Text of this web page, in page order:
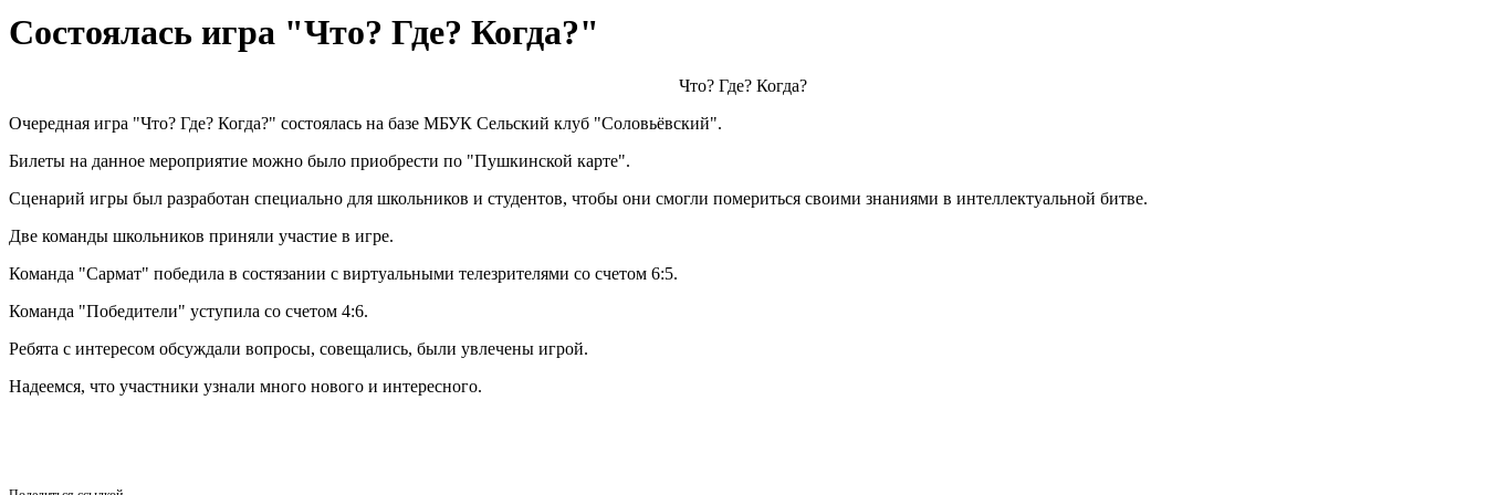
Состоялась игра "Что? Где? Когда?"
Что? Где? Когда?
Очередная игра "Что? Где? Когда?" состоялась на базе МБУК Сельский клуб "Соловьёвский".
Билеты на данное мероприятие можно было приобрести по "Пушкинской карте".
Сценарий игры был разработан специально для школьников и студентов, чтобы они смогли помериться своими знаниями в интеллектуальной битве.
Две команды школьников приняли участие в игре.
Команда "Сармат" победила в состязании с виртуальными телезрителями со счетом 6:5.
Команда "Победители" уступила со счетом 4:6.
Ребята с интересом обсуждали вопросы, совещались, были увлечены игрой.
Надеемся, что участники узнали много нового и интересного.